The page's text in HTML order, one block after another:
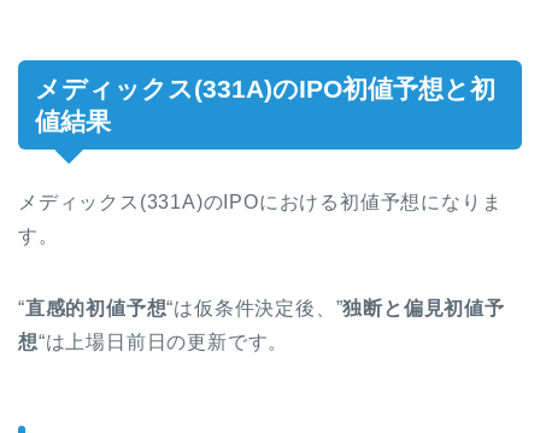
メディックス(331A)のIPO初値予想と初
値結果
メディックス(331A)のIPOにおける初値予想になりま
す。
“直感的初値予想“は仮条件決定後、”独断と偏見初値予
想“は上場日前日の更新です。